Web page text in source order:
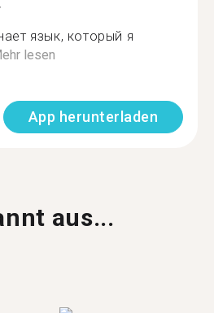
язык, который я
lesen
App herunterladen
aus...